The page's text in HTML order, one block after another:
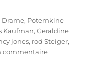
Catégories
Drame, Potemkine
Kaufman,Geraldine
jones, rod Steiger,
commentairesur